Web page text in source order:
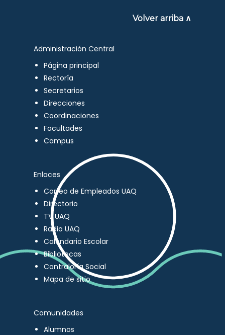
Volver arriba ∧
Administración Central
Página principal
Rectoría
Secretarios
Direcciones
Coordinaciones
Facultades
Campus
Enlaces
Correo de Empleados UAQ
Directorio
TV UAQ
Radio UAQ
Calendario Escolar
Bibliotecas
Contraloría Social
Mapa de sitio
Comunidades
Alumnos